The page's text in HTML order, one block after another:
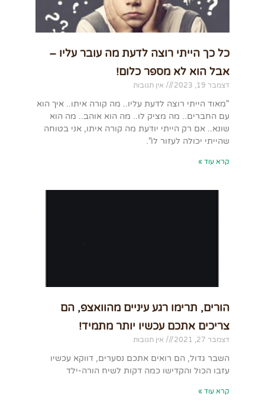
כל כך הייתי רוצה לדעת מה עובר עליו –
אבל הוא לא מספר כלום!
דצמבר 19, 2023 אין תגובות
"מאוד הייתי רוצה לדעת עליו.. מה קורה איתו.. איך הוא
עם החברים.. מה מציק לו.. מה הוא אוהב.. מה הוא
שונא.. אם רק הייתי יודעת מה קורה איתו, אני בטוחה
שהייתי יכולה לעזור לו".
קרא עוד »
הורים, תרימו רגע עיניים מהוואצפ, הם
צריכים אתכם עכשיו יותר מתמיד!
דצמבר 27, 2021 אין תגובות
השבר גדול, הם רואים אתכם נסערים, דווקא עכשיו
עזבו הכול והקדישו כמה דקות לשיח הורה-ילד
קרא עוד »